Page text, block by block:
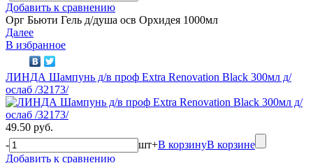
Добавить к сравнению
Орг Бьюти Гель д/душа осв Орхидея 1000мл
Далее
В избранное
ЛИНДА Шампунь д/в проф Extra Renovation Black 300мл д/
ослаб /32173/
49.50 руб.
-
шт+В корзинуВ корзине
Добавить к сравнению